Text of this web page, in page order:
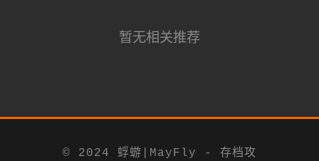
暂无相关推荐
© 2024 蜉蝣|MayFly - 存档攻